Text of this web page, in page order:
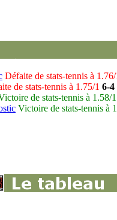
Défaite de stats-tennis à 1.76/
de stats-tennis à 1.75/1 6-4
de stats-tennis à 1.58/1
Victoire de stats-tennis à